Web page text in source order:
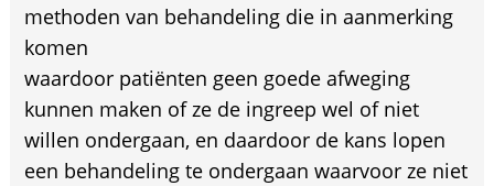
methoden van behandeling die in aanmerking
komen
waardoor patiënten geen goede afweging
kunnen maken of ze de ingreep wel of niet
willen ondergaan, en daardoor de kans lopen
een behandeling te ondergaan waarvoor ze niet